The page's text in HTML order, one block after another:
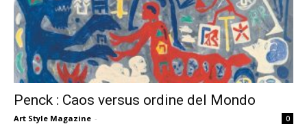
Penck : Caos versus ordine del Mondo
Art Style Magazine - 0